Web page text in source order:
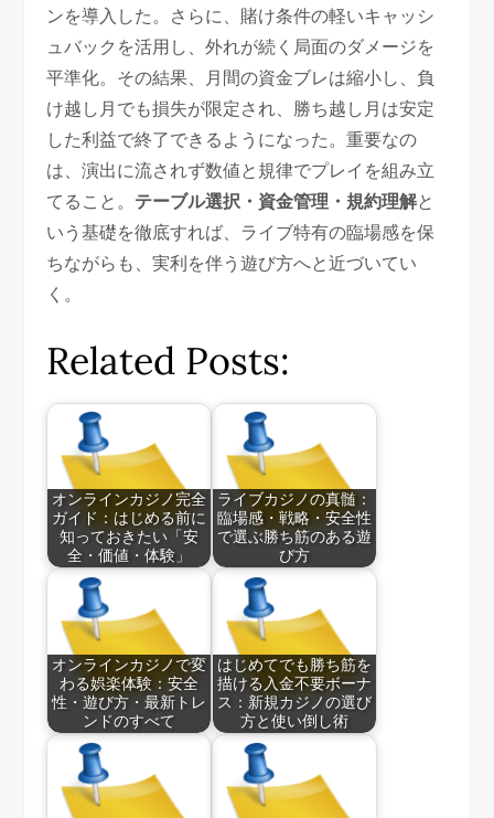
ンを導入した。さらに、賭け条件の軽いキャッシ
ュバックを活用し、外れが続く局面のダメージを
平準化。その結果、月間の資金ブレは縮小し、負
け越し月でも損失が限定され、勝ち越し月は安定
した利益で終了できるようになった。重要なの
は、演出に流されず数値と規律でプレイを組み立
てること。 テーブル選択・資金管理・規約理解と
いう基礎を徹底すれば、ライブ特有の臨場感を保
ちながらも、実利を伴う遊び方へと近づいてい
く。
Related Posts:
オンラインカジノ完全
ガイド：はじめる前に
知っておきたい「安
全・価値・体験」
ライブカジノの真髄：
臨場感・戦略・安全性
で選ぶ勝ち筋のある遊
び方
オンラインカジノで変
わる娯楽体験：安全
性・遊び方・最新トレ
ンドのすべて
はじめてでも勝ち筋を
描ける入金不要ボーナ
ス：新規カジノの選び
方と使い倒し術